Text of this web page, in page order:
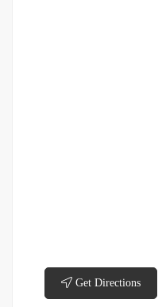
Get Directions